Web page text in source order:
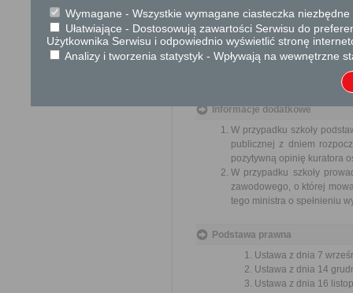
spraw.
Przedmiotem wniosku
usprawnienie pracy i
Organ właściwy dla
Informacje dodatkowe
W przypadku szkoły
publicznej z dniem
pozytywną opinię kuratora
W przypadku szkoły
zawodowego, o której
tego ministra o spełnieniu
Podstawa prawna
Ustawa z dnia 7
Ustawa z dnia 14
Ustawa z dnia 16
Wymagane - Wszystkie wymagane ciasteczka
Ułatwiające - Dostosowują zawartości Serwisu do
Użytkownika Serwisu i odpowiednio wyświetlić stronę
Analizy i tworzenia statystyk - Wpływają na wewnętrzne